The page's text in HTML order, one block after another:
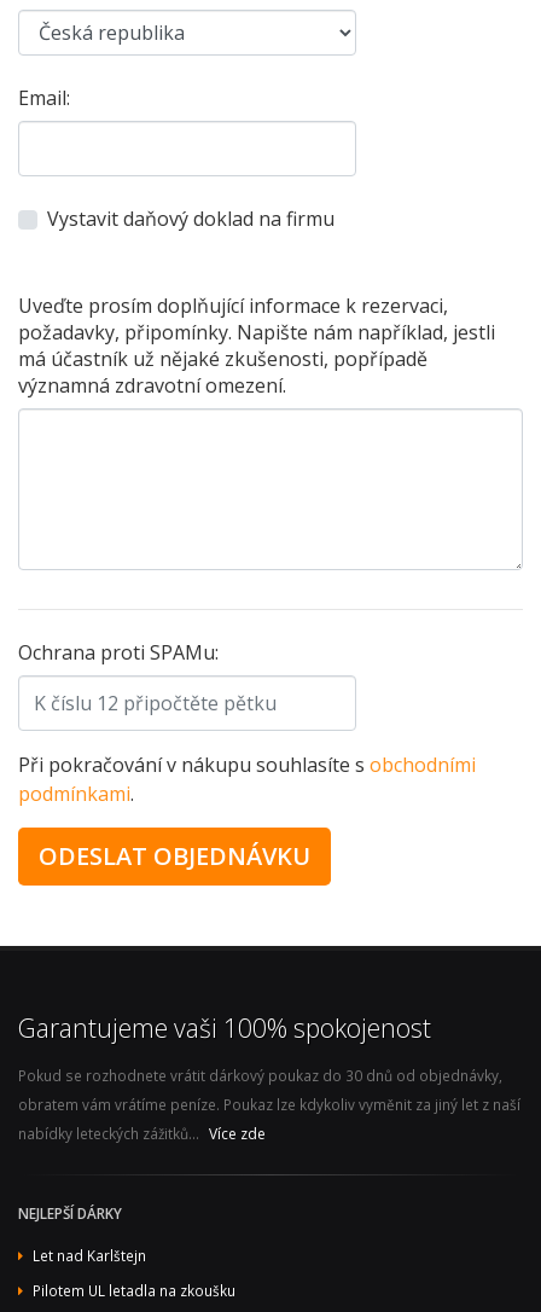
Email:
Vystavit daňový doklad na firmu
Uveďte prosím doplňující informace k rezervaci,
požadavky, připomínky. Napište nám například, jestli
má účastník už nějaké zkušenosti, popřípadě
významná zdravotní omezení.
Ochrana proti SPAMu:
Při pokračování v nákupu souhlasíte s obchodními
podmínkami.
Garantujeme vaši 100% spokojenost
Pokud se rozhodnete vrátit dárkový poukaz do 30 dnů od objednávky,
obratem vám vrátíme peníze. Poukaz lze kdykoliv vyměnit za jiný let z naší
nabídky leteckých zážitků... Více zde
NEJLEPŠÍ DÁRKY
Let nad Karlštejn
Pilotem UL letadla na zkoušku